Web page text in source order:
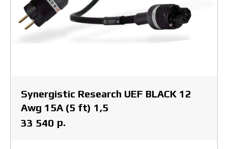
Synergistic Research UEF BLACK 12
Awg 15A (5 ft) 1,5
33 540 р.